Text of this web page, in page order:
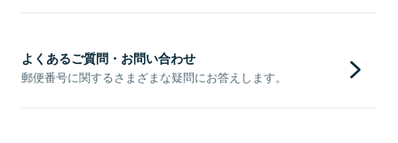
よくあるご質問・お問い合わせ
郵便番号に関するさまざまな疑問にお答えします。